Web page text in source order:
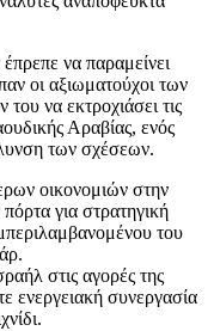
να παραμείνει
οι αξιωματούχοι των
να εκτροχιάσει τις
Αραβίας, ενός
των σχέσεων.
οικονομιών στην
για στρατηγική
του
στις αγορές της
ενεργειακή συνεργασία